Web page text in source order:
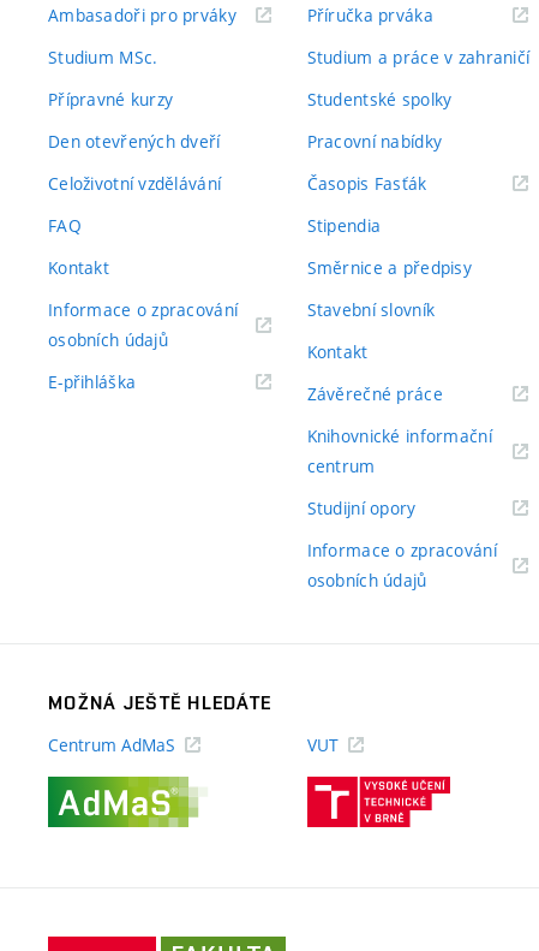
Ambasadoři pro prváky(externí
Studium MSc.
Přípravné kurzy
Den otevřených dveří
Celoživotní vzdělávání
FAQ
Kontakt
Informace o zpracování
osobních údajů(externí
E-přihláška
Příručka prváka(externí
Studium a práce v zahraničí
Studentské spolky
Pracovní nabídky
Časopis Fasťák(externí
Stipendia
Směrnice a předpisy
Stavební slovník
Kontakt
Závěrečné práce(externí
Knihovnické informační
centrum
Studijní opory(externí
Informace o zpracování
osobních údajů(externí
MOŽNÁ JEŠTĚ HLEDÁTE
Centrum AdMaS
VUT
(externí